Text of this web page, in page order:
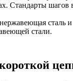
Стандарты
сталь
стали.